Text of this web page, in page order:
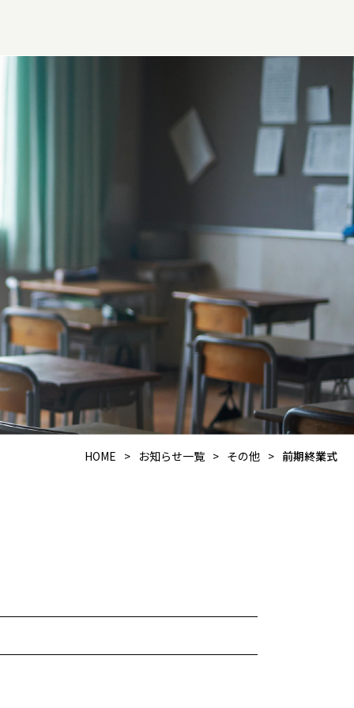
HOME > お知らせ一覧 > その他 > 前期終業式